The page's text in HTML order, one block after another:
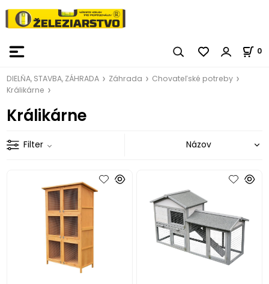
0
DIELŇA, STAVBA, ZÁHRADA Záhrada
Chovateľské potreby
Králikárne
Králikárne
Filter